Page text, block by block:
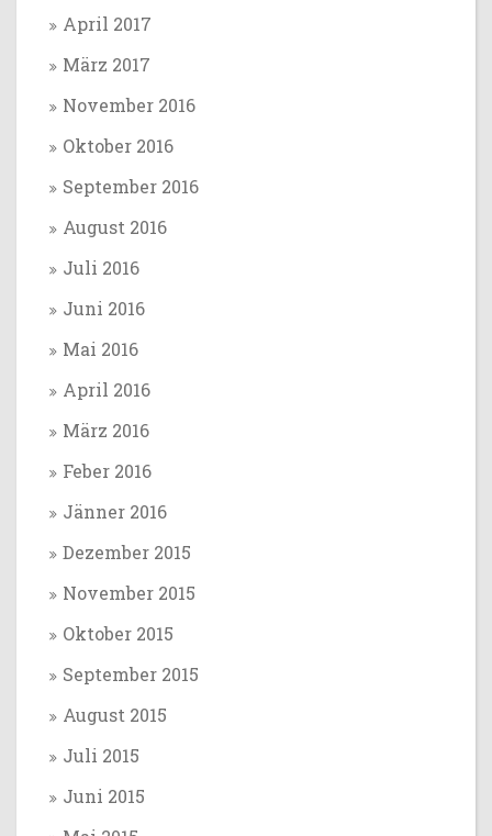
April 2017
März 2017
November 2016
Oktober 2016
September 2016
August 2016
Juli 2016
Juni 2016
Mai 2016
April 2016
März 2016
Feber 2016
Jänner 2016
Dezember 2015
November 2015
Oktober 2015
September 2015
August 2015
Juli 2015
Juni 2015